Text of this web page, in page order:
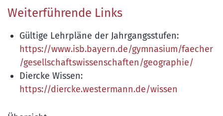
Weiterführende Links
Gültige Lehrpläne der Jahrgangsstufen:
https://www.isb.bayern.de/gymnasium/faecher
/gesellschaftswissenschaften/geographie/
Diercke Wissen:
https://diercke.westermann.de/wissen